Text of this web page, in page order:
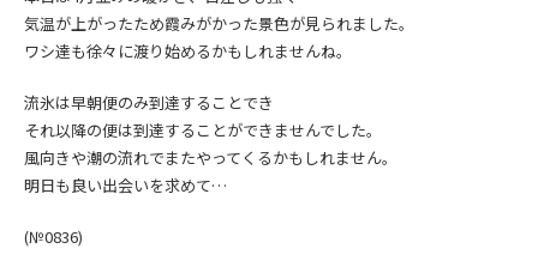
気温が上がったため霞みがかった景色が見られました。
ワシ達も徐々に渡り始めるかもしれませんね。
流氷は早朝便のみ到達することでき
それ以降の便は到達することができませんでした。
風向きや潮の流れでまたやってくるかもしれません。
明日も良い出会いを求めて…
(№0836)